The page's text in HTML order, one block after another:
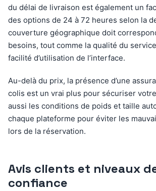
du délai de livraison est également un
des options de 24 à 72 heures selon la
couverture géographique doit
besoins, tout comme la qualité du
facilité d’utilisation de l’interface.
Au-delà du prix, la présence d’une
colis est un vrai plus pour sécuriser
aussi les conditions de poids et taille
chaque plateforme pour éviter les
lors de la réservation.
Avis clients et niveaux
confiance